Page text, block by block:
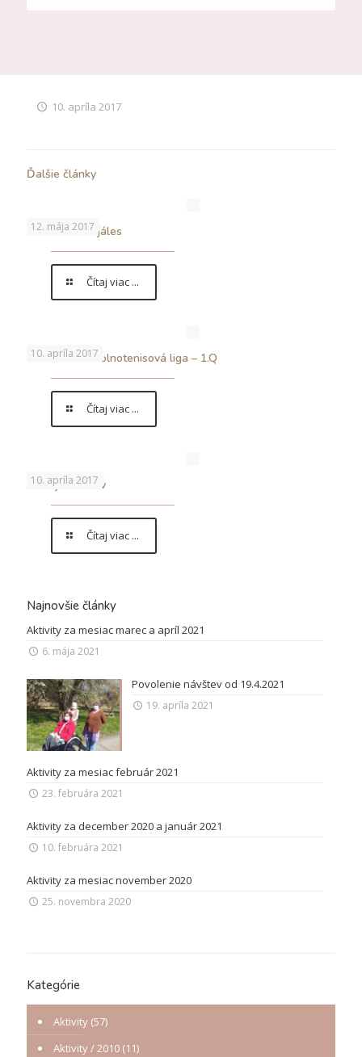
10. apríla 2017
Ďalšie články
12. mája 2017
5.5.2017 – Majáles
Čítaj viac ...
10. apríla 2017
…končí nám stolnotenisová liga – 1.Q
Čítaj viac ...
10. apríla 2017
Aktív jubilantov
Čítaj viac ...
Najnovšie články
Aktivity za mesiac marec a apríl 2021
6. mája 2021
Povolenie návštev od 19.4.2021
19. apríla 2021
Aktivity za mesiac február 2021
23. februára 2021
Aktivity za december 2020 a január 2021
10. februára 2021
Aktivity za mesiac november 2020
25. novembra 2020
Kategórie
Aktivity (57)
Aktivity / 2010 (11)